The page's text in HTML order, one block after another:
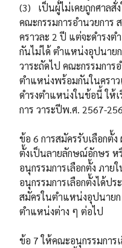
(3) เป็นผู้ไม่เคยถูกศาลสั่
คณะกรรมการอำนวยการ
คราวละ 2 ปี แต่จะดำรงต
กันไม่ได้ ตำแหน่งอุปนาย
วาระถัดไป คณะกรรมการ
ตำแหน่งพร้อมกันในคราว
ดำรงตำแหน่งในข้อนี้ ให้
การ วาระปีพ.ศ. 2567-
ข้อ 6 การสมัครรับเลือกตั้
ตั้งเป็นลายลักษณ์อักษร
อนุกรรมการเลือกตั้ง ภาย
อนุกรรมการเลือกตั้งได้ปร
สมัครในตำแหน่งอุปนายก
ตำแหน่งต่าง ๆ ต่อไป
ข้อ 7 ให้คณะอนุกรรมการ